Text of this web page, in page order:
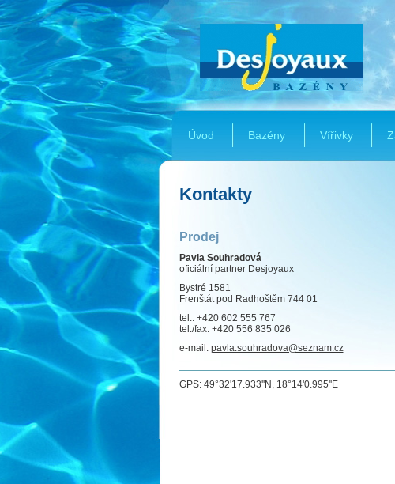
Úvod Bazény Vířivky
Kontakty
Prodej
Pavla Souhradová
oficiální partner Desjoyaux
Bystré 1581
Frenštát pod Radhoštěm 744 01
tel.: +420 602 555 767
tel./fax: +420 556 835 026
e-mail: pavla.souhradova@seznam.cz
GPS: 49°32'17.933''N, 18°14'0.995''E